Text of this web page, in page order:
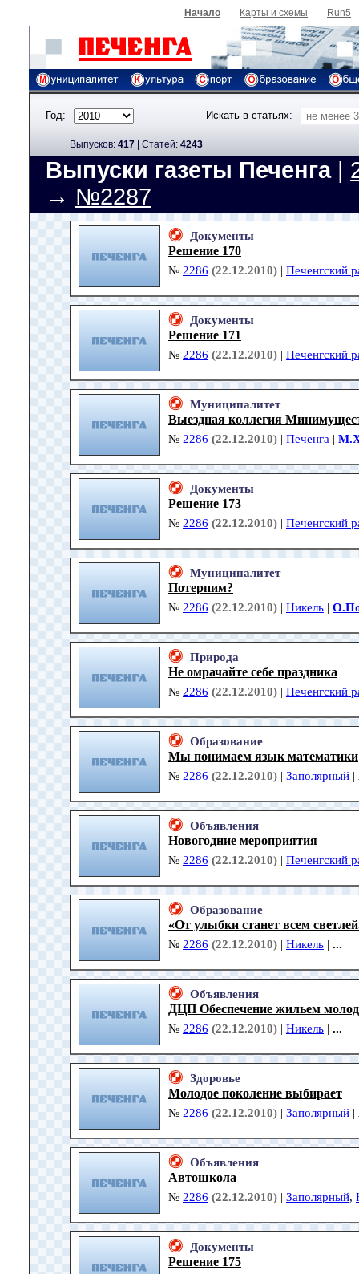
Начало Карты и схемы Run5
Год: Искать в статьях:
Выпусков: 417 | Cтатей: 4243
Выпуски газеты Печенга|
→ №2287
Документы
Решение 170
№ 2286 (22.12.2010) | Печенгский
Документы
Решение 171
№ 2286 (22.12.2010) | Печенгский
Муниципалитет
Выездная коллегия
№ 2286 (22.12.2010) | Печенга |
Документы
Решение 173
№ 2286 (22.12.2010) | Печенгский
Муниципалитет
Потерпим?
№ 2286 (22.12.2010) | Никель |
Природа
Не омрачайте себе праздника
№ 2286 (22.12.2010) | Печенгский
Образование
Мы понимаем язык математики
№ 2286 (22.12.2010) | Заполярный |
Объявления
Новогодние мероприятия
№ 2286 (22.12.2010) | Печенгский
Образование
«От улыбки станет всем
№ 2286 (22.12.2010) | Никель | ...
Объявления
ДЦП Обеспечение жильем
№ 2286 (22.12.2010) | Никель | ...
Здоровье
Молодое поколение выбирает
№ 2286 (22.12.2010) | Заполярный |
Объявления
Автошкола
№ 2286 (22.12.2010) | Заполярный,
Документы
Решение 175